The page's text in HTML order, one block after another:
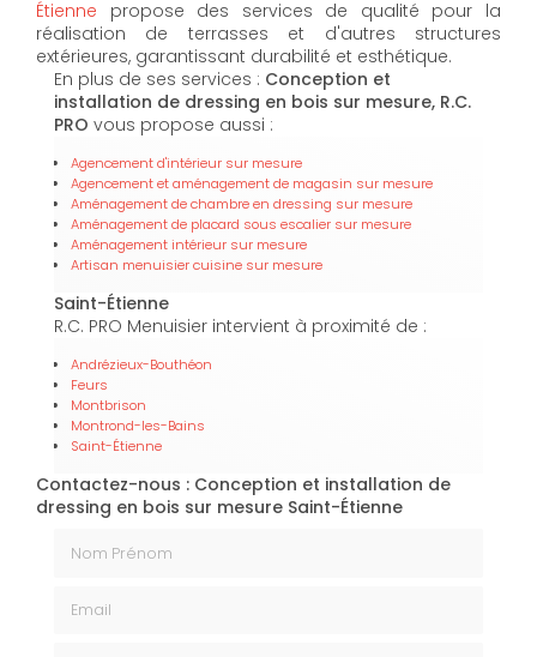
Étienne propose des services de qualité pour la
réalisation de terrasses et d'autres structures
extérieures, garantissant durabilité et esthétique.
En plus de ses services : Conception et
installation de dressing en bois sur mesure, R.C.
PRO vous propose aussi :
Agencement d'intérieur sur mesure
Agencement et aménagement de magasin sur mesure
Aménagement de chambre en dressing sur mesure
Aménagement de placard sous escalier sur mesure
Aménagement intérieur sur mesure
Artisan menuisier cuisine sur mesure
Saint-Étienne
R.C. PRO Menuisier intervient à proximité de :
Andrézieux-Bouthéon
Feurs
Montbrison
Montrond-les-Bains
Saint-Étienne
Contactez-nous : Conception et installation de
dressing en bois sur mesure Saint-Étienne